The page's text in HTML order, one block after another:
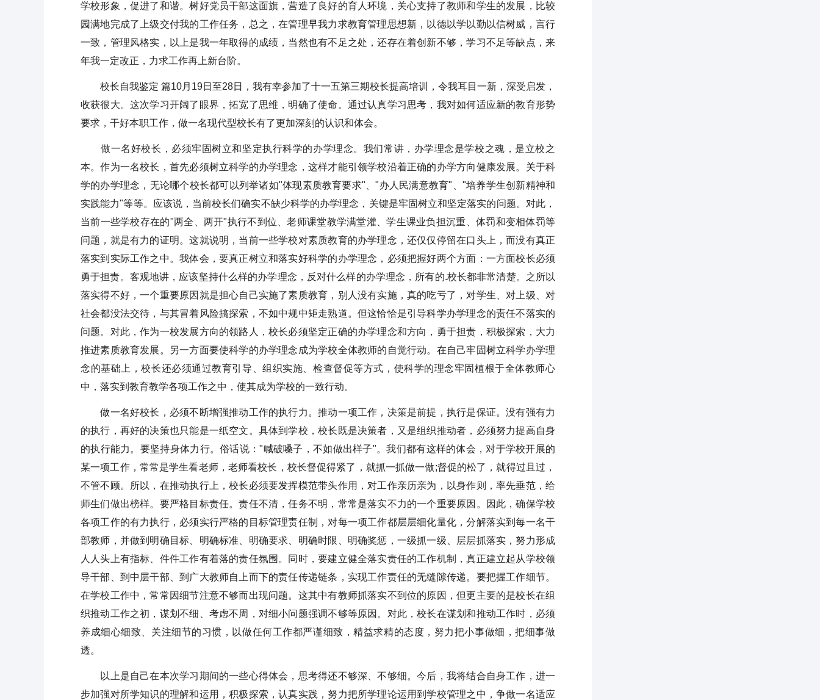
学校形象，促进了和谐。树好党员干部这面旗，营造了良好的育人环境，关心支持了教师和学生的发展，比较
园满地完成了上级交付我的工作任务，总之，在管理早我力求教育管理思想新，以德以学以勤以信树威，言行
一致，管理风格实，以上是我一年取得的成绩，当然也有不足之处，还存在着创新不够，学习不足等缺点，来
年我一定改正，力求工作再上新台阶。
校长自我鉴定 篇10月19日至28日，我有幸参加了十一五第三期校长提高培训，令我耳目一新，深受启发，
收获很大。这次学习开阔了眼界，拓宽了思维，明确了使命。通过认真学习思考，我对如何适应新的教育形势
要求，干好本职工作，做一名现代型校长有了更加深刻的认识和体会。
做一名好校长，必须牢固树立和坚定执行科学的办学理念。我们常讲，办学理念是学校之魂，是立校之
本。作为一名校长，首先必须树立科学的办学理念，这样才能引领学校沿着正确的办学方向健康发展。关于科
学的办学理念，无论哪个校长都可以列举诸如"体现素质教育要求"、"办人民满意教育"、"培养学生创新精神和
实践能力"等等。应该说，当前校长们确实不缺少科学的办学理念，关键是牢固树立和坚定落实的问题。对此，
当前一些学校存在的"两全、两开"执行不到位、老师课堂教学满堂灌、学生课业负担沉重、体罚和变相体罚等
问题，就是有力的证明。这就说明，当前一些学校对素质教育的办学理念，还仅仅停留在口头上，而没有真正
落实到实际工作之中。我体会，要真正树立和落实好科学的办学理念，必须把握好两个方面：一方面校长必须
勇于担责。客观地讲，应该坚持什么样的办学理念，反对什么样的办学理念，所有的.校长都非常清楚。之所以
落实得不好，一个重要原因就是担心自己实施了素质教育，别人没有实施，真的吃亏了，对学生、对上级、对
社会都没法交待，与其冒着风险搞探索，不如中规中矩走熟道。但这恰恰是引导科学办学理念的责任不落实的
问题。对此，作为一校发展方向的领路人，校长必须坚定正确的办学理念和方向，勇于担责，积极探索，大力
推进素质教育发展。另一方面要使科学的办学理念成为学校全体教师的自觉行动。在自己牢固树立科学办学理
念的基础上，校长还必须通过教育引导、组织实施、检查督促等方式，使科学的理念牢固植根于全体教师心
中，落实到教育教学各项工作之中，使其成为学校的一致行动。
做一名好校长，必须不断增强推动工作的执行力。推动一项工作，决策是前提，执行是保证。没有强有力
的执行，再好的决策也只能是一纸空文。具体到学校，校长既是决策者，又是组织推动者，必须努力提高自身
的执行能力。要坚持身体力行。俗话说："喊破嗓子，不如做出样子"。我们都有这样的体会，对于学校开展的
某一项工作，常常是学生看老师，老师看校长，校长督促得紧了，就抓一抓做一做;督促的松了，就得过且过，
不管不顾。所以，在推动执行上，校长必须要发挥模范带头作用，对工作亲历亲为，以身作则，率先垂范，给
师生们做出榜样。要严格目标责任。责任不清，任务不明，常常是落实不力的一个重要原因。因此，确保学校
各项工作的有力执行，必须实行严格的目标管理责任制，对每一项工作都层层细化量化，分解落实到每一名干
部教师，并做到明确目标、明确标准、明确要求、明确时限、明确奖惩，一级抓一级、层层抓落实，努力形成
人人头上有指标、件件工作有着落的责任氛围。同时，要建立健全落实责任的工作机制，真正建立起从学校领
导干部、到中层干部、到广大教师自上而下的责任传递链条，实现工作责任的无缝隙传递。要把握工作细节。
在学校工作中，常常因细节注意不够而出现问题。这其中有教师抓落实不到位的原因，但更主要的是校长在组
织推动工作之初，谋划不细、考虑不周，对细小问题强调不够等原因。对此，校长在谋划和推动工作时，必须
养成细心细致、关注细节的习惯，以做任何工作都严谨细致，精益求精的态度，努力把小事做细，把细事做
透。
以上是自己在本次学习期间的一些心得体会，思考得还不够深、不够细。今后，我将结合自身工作，进一
步加强对所学知识的理解和运用，积极探索，认真实践，努力把所学理论运用到学校管理之中，争做一名适应